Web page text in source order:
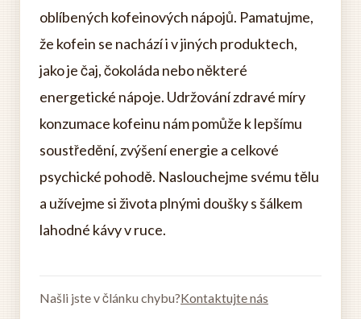
oblíbených kofeinových nápojů. Pamatujme,
že kofein se nachází i v jiných produktech,
jako je čaj, čokoláda nebo některé
energetické nápoje. Udržování zdravé míry
konzumace kofeinu nám pomůže k lepšímu
soustředění, zvýšení energie a celkové
psychické pohodě. Naslouchejme svému tělu
a užívejme si života plnými doušky s šálkem
lahodné kávy v ruce.
Našli jste v článku chybu?Kontaktujte nás